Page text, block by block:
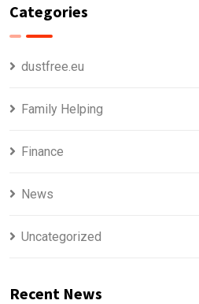
Categories
dustfree.eu
Family Helping
Finance
News
Uncategorized
Recent News